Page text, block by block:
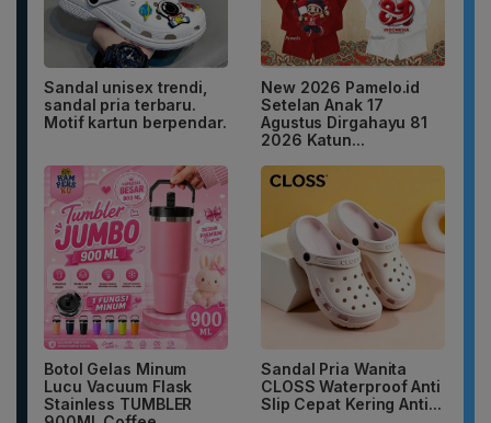
Sandal unisex trendi,
sandal pria terbaru.
Motif kartun berpendar.
New 2026 Pamelo.id
Setelan Anak 17
Agustus Dirgahayu 81
2026 Katun...
Botol Gelas Minum
Lucu Vacuum Flask
Stainless TUMBLER
Sandal Pria Wanita
CLOSS Waterproof Anti
Slip Cepat Kering Anti...